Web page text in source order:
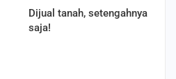
Dijual tanah, setengahnya
saja!